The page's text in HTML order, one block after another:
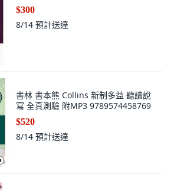
$300
8/14 預計送達
書林 書本熊 Collins 新制多益 聽讀說
寫 全真測驗 附MP3 9789574458769
$520
8/14 預計送達